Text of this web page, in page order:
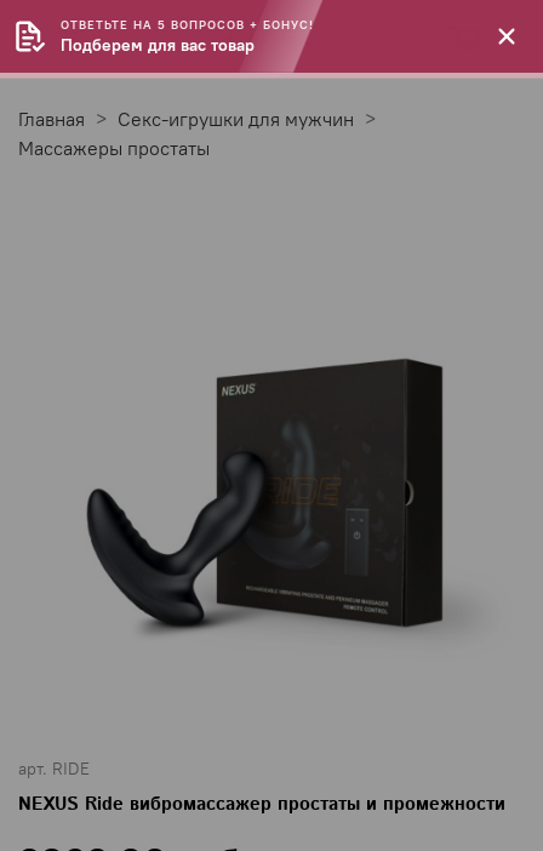
Главная
Секс-игрушки для мужчин
Массажеры простаты
арт. RIDE
NEXUS Ride вибромассажер простаты и промежности
ОТВЕТЬТЕ НА 5 ВОПРОСОВ + БОНУС!
Подберем для вас товар